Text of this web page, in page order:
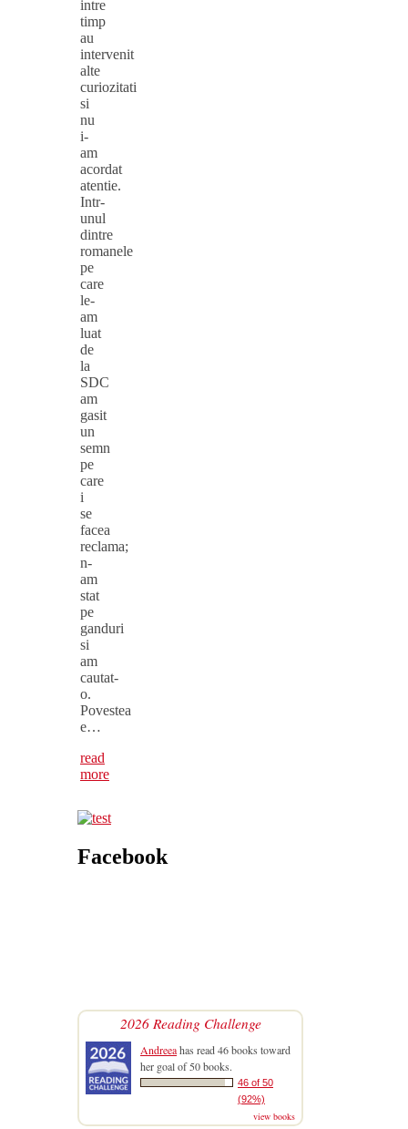
intre
timp
au
intervenit
alte
curiozitati
si
nu
i-
am
acordat
atentie.
Intr-
unul
dintre
romanele
pe
care
le-
am
luat
de
la
SDC
am
gasit
un
semn
pe
care
i
se
facea
reclama;
n-
am
stat
pe
ganduri
si
am
cautat-
o.
Povestea
e…
read
more
Facebook
2026 Reading Challenge
Andreeahas read 46 books toward
her goal of 50 books.
46 of 50
(92%)
view books